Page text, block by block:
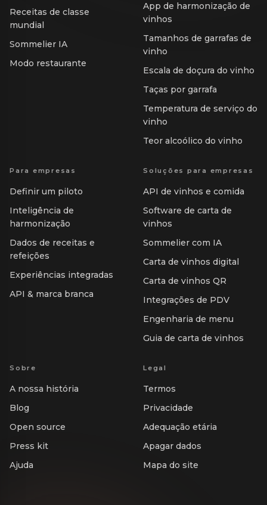
Receitas de classe
mundial
Sommelier IA
Modo restaurante
App de harmonização de
vinhos
Tamanhos de garrafas de
vinho
Escala de doçura do vinho
Taças por garrafa
Temperatura de serviço do
vinho
Teor alcoólico do vinho
Para empresas
Definir um piloto
Inteligência de
harmonização
Dados de receitas e
refeições
Experiências integradas
API & marca branca
Soluções para empresas
API de vinhos e comida
Software de carta de
vinhos
Sommelier com IA
Carta de vinhos digital
Carta de vinhos QR
Integrações de PDV
Engenharia de menu
Guia de carta de vinhos
Sobre
A nossa história
Blog
Open source
Press kit
Ajuda
Legal
Termos
Privacidade
Adequação etária
Apagar dados
Mapa do site